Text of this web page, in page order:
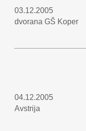
03.12.2005
dvorana GŠ Koper
04.12.2005
Avstrija